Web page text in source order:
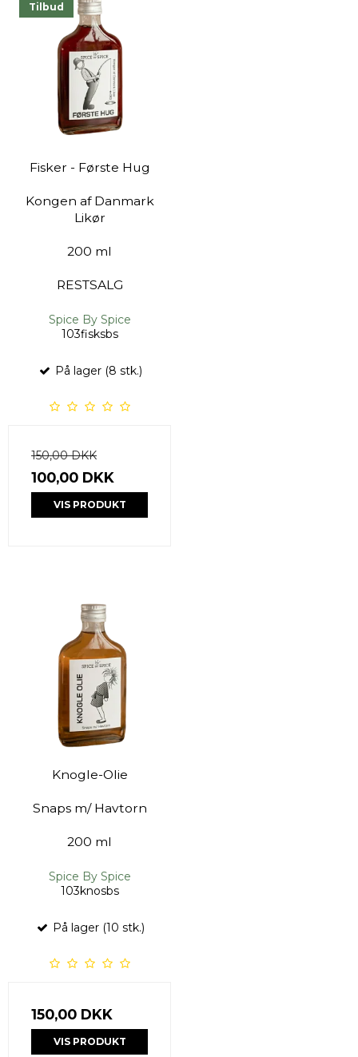
Tilbud
Fisker - Første Hug
Kongen af Danmark
Likør
200 ml
RESTSALG
Spice By Spice
103fisksbs
På lager (8 stk.)
150,00 DKK
100,00 DKK
VIS PRODUKT
Knogle-Olie
Snaps m/ Havtorn
200 ml
Spice By Spice
103knosbs
På lager (10 stk.)
150,00 DKK
VIS PRODUKT